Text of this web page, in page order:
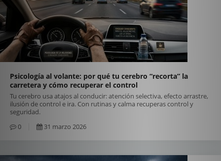
Psicología al volante: por qué tu cerebro “recorta” la
carretera y cómo recuperar el control
Tu cerebro usa atajos al conducir: atención selectiva, efecto arrastre,
ilusión de control e ira. Con rutinas y calma recuperas control y
seguridad.
0
31 marzo 2026